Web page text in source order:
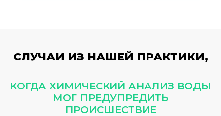
СЛУЧАИ ИЗ НАШЕЙ ПРАКТИКИ,
КОГДА ХИМИЧЕСКИЙ АНАЛИЗ ВОДЫ
МОГ ПРЕДУПРЕДИТЬ
ПРОИСШЕСТВИЕ